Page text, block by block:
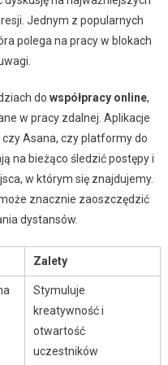
Jednym z popularnych
polega na pracy w blokach
do współpracy online,
w pracy zdalnej. Aplikacje
Asana, czy platformy do
na bieżąco śledzić postępy i
w którym się znajdujemy.
znacznie zaoszczędzić
dystansów.
Zalety
Stymuluje
kreatywność i
otwartość
uczestników